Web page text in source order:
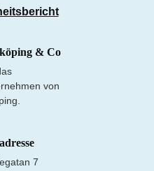
& Co
von
7